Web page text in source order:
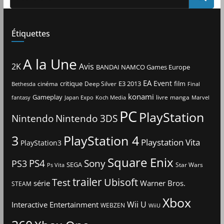
Étiquettes
2KA la Une Avis BANDAI NAMCO Games Europe
Bethesda cinéma critique Deep Silver E3 2013 EA Event film Final
fantasy Gameplay Japan Expo Koch Media konami livre manga Marvel
Nintendo Nintendo 3DS PCPlayStation
3 PlayStation3 PlayStation 4 Playstation Vita
PS3 PS4 Ps Vita SEGA Sony Square Enix Star Wars
STEAM série TesttrailerUbisoftWarner Bros.
Interactive Entertainment WEBZEN Wii U WiiU Xbox